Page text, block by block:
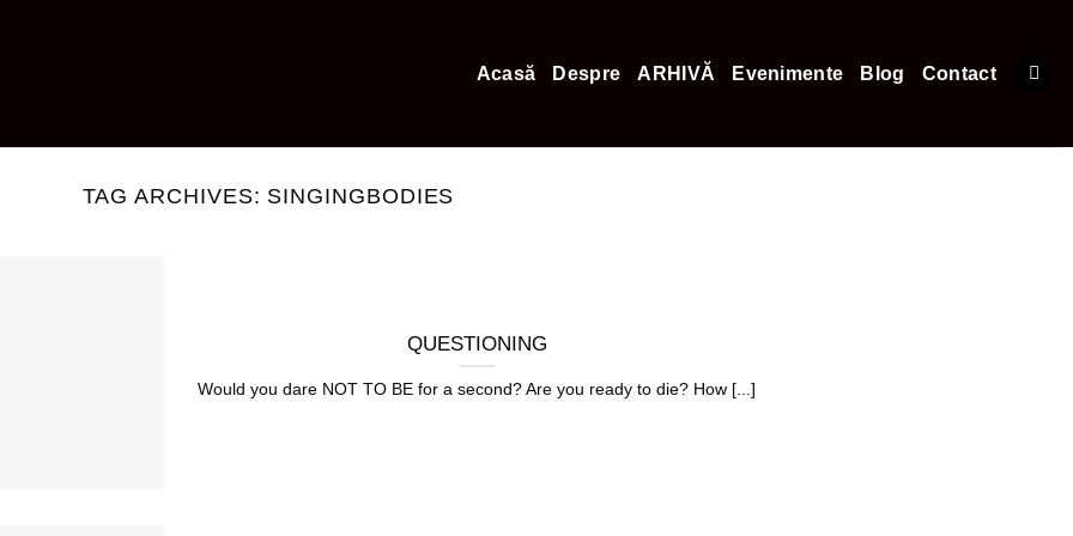
Acasă Despre ARHIVĂ Evenimente Blog Contact
TAG ARCHIVES: SINGINGBODIES
QUESTIONING
Would you dare NOT TO BE for a second? Are you ready to die? How [...]